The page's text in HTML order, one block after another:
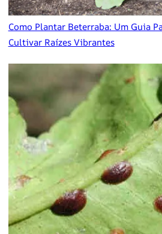
Como Plantar Beterraba: Um Guia
Cultivar Raízes Vibrantes